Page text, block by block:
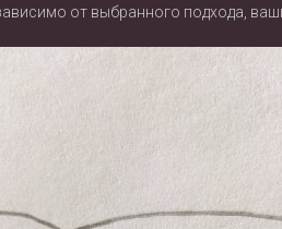
от выбранного подхода,